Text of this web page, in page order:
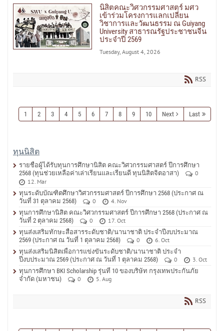
นิสิตคณะวิศวกรรมศาสตร์ มศว
เข้าร่วมโครงการแลกเปลี่ยน
วิชาการและวัฒนธรรม ณ Guiyang
University สาธารณรัฐประชาชนจีน
ประจำปี 2569
Tuesday, August 4, 2026
RSS
1 2 3 4 5 6 7 8 9 10 Next Last
ทุนนิสิต
รายชื่อผู้ได้รับทุนการศึกษานิสิต คณะวิศวกรรมศาสตร์ ปีการศึกษา
2568 (ทุนช่วยเหลือค่าเล่าเรียนและเรียนดี ทุนนิสิตจิตอาสา)
0
12. Mar
ทุนระดับบัณฑิตศึกษาวิศวกรรมศาสตร์ ปีการศึกษา 2568 (ประกาศ ณ
วันที่ 31 ตุลาคม 2568)
0
4. Nov
ทุนการศึกษานิสิต คณะวิศวกรรมศาสตร์ ปีการศึกษา 2568 (ประกาศ ณ
วันที่ 2 ตุลาคม 2568)
0
17. Oct
ทุนส่งเสริมทักษะสื่อสารระดับชาติ/นานาชาติ ประจำปีงบประมาณ
2569 (ประกาศ ณ วันที่ 1 ตุลาคม 2568)
0
6. Oct
ทุนส่งเสริมนิสิตเพื่อการแข่งขันระดับชาติ/นานาชาติ ประจำ
ปีงบประมาณ 2569 (ประกาศ ณ วันที่ 1 ตุลาคม 2568)
0
3. Oct
ทุนการศึกษา BKI Scholarship รุ่นที่ 10 ของบริษัท กรุงเทพประกันภัย
จำกัด (มหาชน)
0 5. Aug
RSS